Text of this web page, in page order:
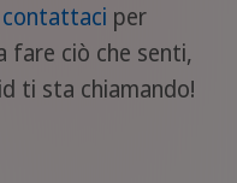
contattaci per
fare ciò che senti,
ti sta chiamando!